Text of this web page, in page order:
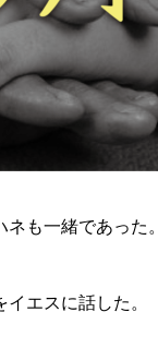
も一緒であった。
エスに話した。